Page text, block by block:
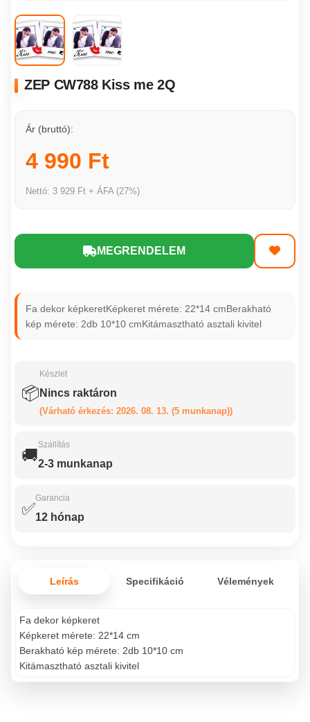
ZEP CW788 Kiss me 2Q
Ár (bruttó):
4 990 Ft
Nettó: 3 929 Ft + ÁFA (27%)
MEGRENDELEM
Fa dekor képkeretKépkeret mérete: 22*14 cmBerakható
kép mérete: 2db 10*10 cmKitámasztható asztali kivitel
📦
Készlet
Nincs raktáron
(Várható érkezés: 2026. 08. 13. (5 munkanap))
🚚
Szállítás
2-3 munkanap
✅
Garancia
12 hónap
Leírás Specifikáció Vélemények
Fa dekor képkeret
Képkeret mérete: 22*14 cm
Berakható kép mérete: 2db 10*10 cm
Kitámasztható asztali kivitel